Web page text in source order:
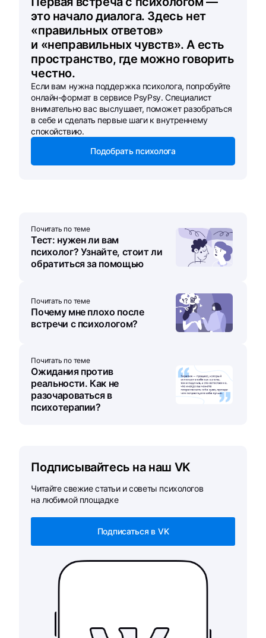
это начало диалога. Здесь нет
«правильных ответов»
и «неправильных чувств». А есть
пространство, где можно говорить
честно.
Если вам нужна поддержка психолога, попробуйте
онлайн-формат в сервисе PsyPsy. Специалист
внимательно вас выслушает, поможет разобраться
в себе и сделать первые шаги к внутреннему
спокойствию.
Подобрать психолога
Почитать по теме
Тест: нужен ли вам
психолог? Узнайте, стоит ли
обратиться за помощью
Почитать по теме
Почему мне плохо после
встречи с психологом?
Почитать по теме
Ожидания против
реальности. Как не
разочароваться в
психотерапии?
Подписывайтесь на наш VK
Читайте свежие статьи и советы психологов
на любимой площадке
Подписаться в VK